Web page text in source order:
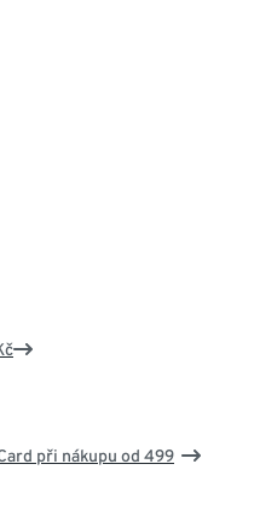
při nákupu od 499